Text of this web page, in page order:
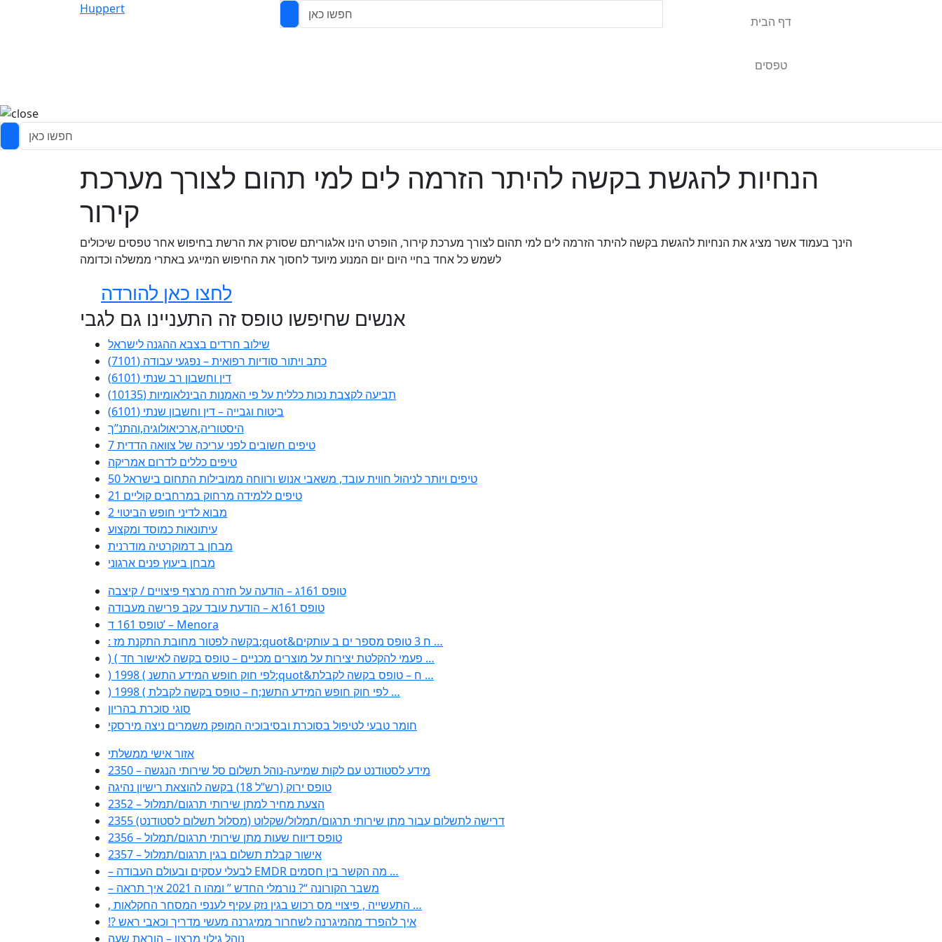
Huppert
דף הבית
טפסים
הנחיות להגשת בקשה להיתר הזרמה לים למי תהום לצורך מערכת
קירור
הינך בעמוד אשר מציג את הנחיות להגשת בקשה להיתר הזרמה לים למי תהום לצורך מערכת קירור, הופרט הינו אלגוריתם שסורק את הרשת בחיפוש אחר טפסים שיכולים
לשמש כל אחד בחיי היום יום המנוע מיועד לחסוך את החיפוש המייגע באתרי ממשלה וכדומה
לחצו כאן להורדה
אנשים שחיפשו טופס זה התעניינו גם לגבי
שילוב חרדים בצבא ההגנה לישראל
כתב ויתור סודיות רפואית – נפגעי עבודה (7101)
דין וחשבון רב שנתי (6101)
תביעה לקצבת נכות כללית על פי האמנות הבינלאומיות (10135)
ביטוח וגבייה – דין וחשבון שנתי (6101)
היסטוריה,ארכיאולוגיה,והתנ”ך
7 טיפים חשובים לפני עריכה של צוואה הדדית
טיפים כללים לדרום אמריקה
50 טיפים ויותר לניהול חווית עובד, משאבי אנוש ורווחה ממובילות התחום בישראל
21 טיפים ללמידה מרחוק במרחבים קוליים
מבוא לדיני חופש הביטוי 2
עיתונאות כמוסד ומקצוע
מבחן ב דמוקרטיה מודרנית
מבחן ביעוץ פנים ארגוני
טופס 161ג – הודעה על חזרה מרצף פיצויים / קיצבה
טופס 161א – הודעת עובד עקב פרישה מעבודה
טופס 161 ד’ – Menora
: בקשה לפטור מחובת התקנת מז;quot&ח 3 טופס מספר ים ב עותקים …
) ( פעמי להקלטת יצירות על מוצרים מכניים – טופס בקשה לאישור חד …
) 1998 ( לפי חוק חופש המידע התשנ;quot&ח – טופס בקשה לקבלת …
) 1998 ( לפי חוק חופש המידע התשנ;ח – טופס בקשה לקבלת …
סוגי סוכרת בהריון
חומר טבעי לטיפול בסוכרת ובסיבוכיה המופק משמרים ניצה מירסקי
אזור אישי ממשלתי
2350 – מידע לסטודנט עם לקות שמיעה-נוהל תשלום סל שירותי הנגשה
טופס ירוק (רש”ל 18) בקשה להוצאת רישיון נהיגה
2352 – הצעת מחיר למתן שירותי תרגום/תמלול
2355 דרישה לתשלום עבור מתן שירותי תרגום/תמלול/שקלוט (מסלול תשלום לסטודנט)
2356 – טופס דיווח שעות מתן שירותי תרגום/תמלול
2357 – אישור קבלת תשלום בגין תרגום/תמלול
– לבעלי עסקים ובעולם העבודה EMDR מה הקשר בין חסמים …
– משבר הקורונה “? נורמלי החדש ” ומהו ה 2021 איך תראה
, התעשייה , פיצויי מס רכוש בגין נזק עקיף לענפי המסחר החקלאות …
!? איך להפרד מהמיגרנה לשחרור ממיגרנה מעשי מדריך וכאבי ראש
נוהל גילוי מרצון – הוראת שעה